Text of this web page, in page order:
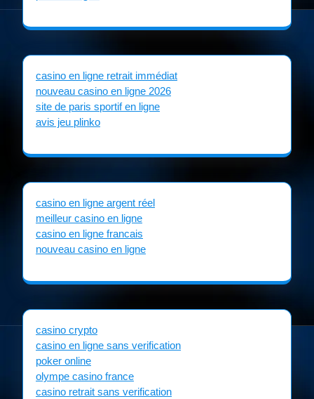
casino en ligne retrait immédiat
nouveau casino en ligne 2026
site de paris sportif en ligne
avis jeu plinko
casino en ligne argent réel
meilleur casino en ligne
casino en ligne francais
nouveau casino en ligne
casino crypto
casino en ligne sans verification
poker online
olympe casino france
casino retrait sans verification